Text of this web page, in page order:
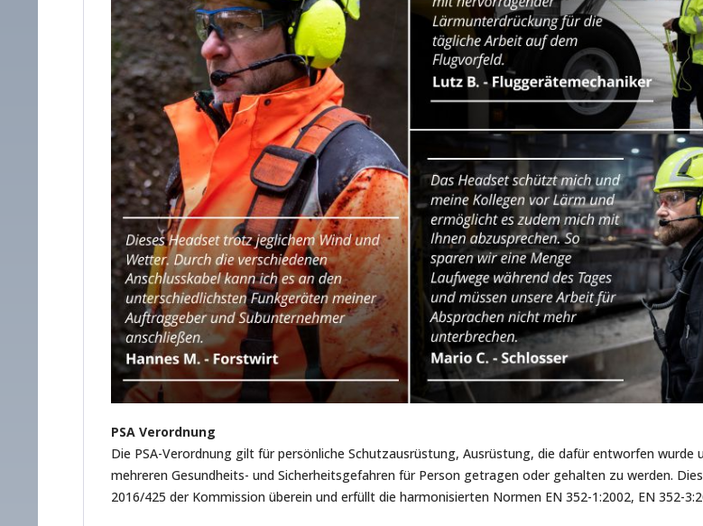
PSA Verordnung
Die PSA-Verordnung gilt für persönliche Schutzausrüstung, Ausrüstung, die dafür entworfen
mehreren Gesundheits- und Sicherheitsgefahren für Person getragen oder gehalten zu werden.
2016/425 der Kommission überein und erfüllt die harmonisierten Normen EN 352-1:2002, EN 352-